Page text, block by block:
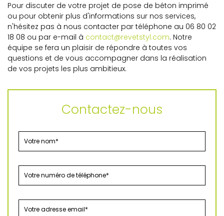
Pour discuter de votre projet de pose de béton imprimé
ou pour obtenir plus d'informations sur nos services,
n'hésitez pas à nous contacter par téléphone au 06 80 02
18 08 ou par e-mail à contact@revetstyl.com. Notre
équipe se fera un plaisir de répondre à toutes vos
questions et de vous accompagner dans la réalisation
de vos projets les plus ambitieux.
Contactez-nous